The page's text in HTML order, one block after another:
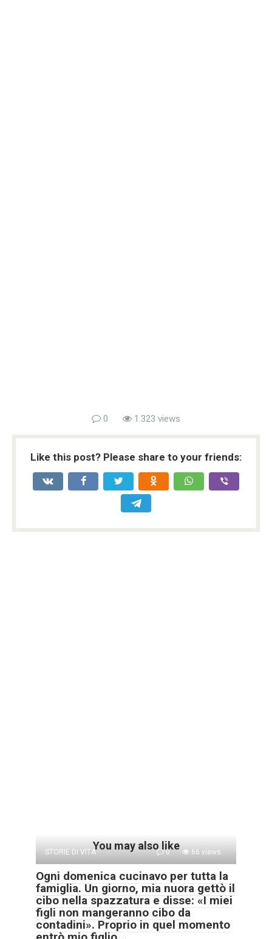
0 1.323 views
Like this post? Please share to your friends:
You may also like
STORIE DI VITA 0 66 views
Ogni domenica cucinavo per tutta la
famiglia. Un giorno, mia nuora gettò il
cibo nella spazzatura e disse: «I miei
figli non mangeranno cibo da
contadini». Proprio in quel momento